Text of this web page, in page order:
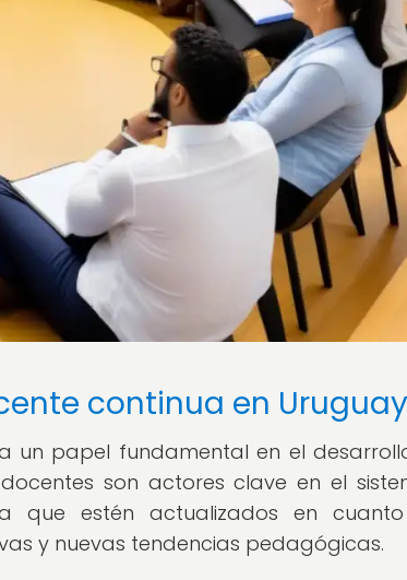
continua en Uruguay
un papel fundamental en el
son actores clave en el
que estén actualizados en
y nuevas tendencias pedagógicas.